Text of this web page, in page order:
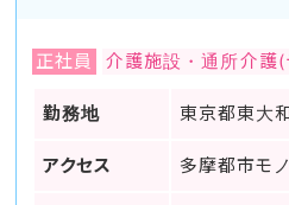
正社員 介護施設・通所介護(
勤務地 東京都東大
アクセス 多摩都市モ